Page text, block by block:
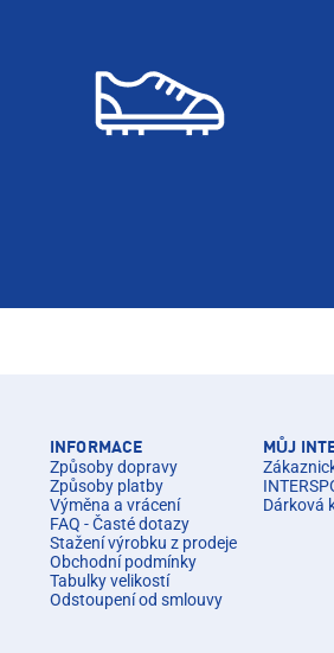
INFORMACE
Způsoby dopravy
Způsoby platby
Výměna a vrácení
FAQ - Časté dotazy
Stažení výrobku z prodeje
Obchodní podmínky
Tabulky velikostí
Odstoupení od smlouvy
MŮJ
Dárková